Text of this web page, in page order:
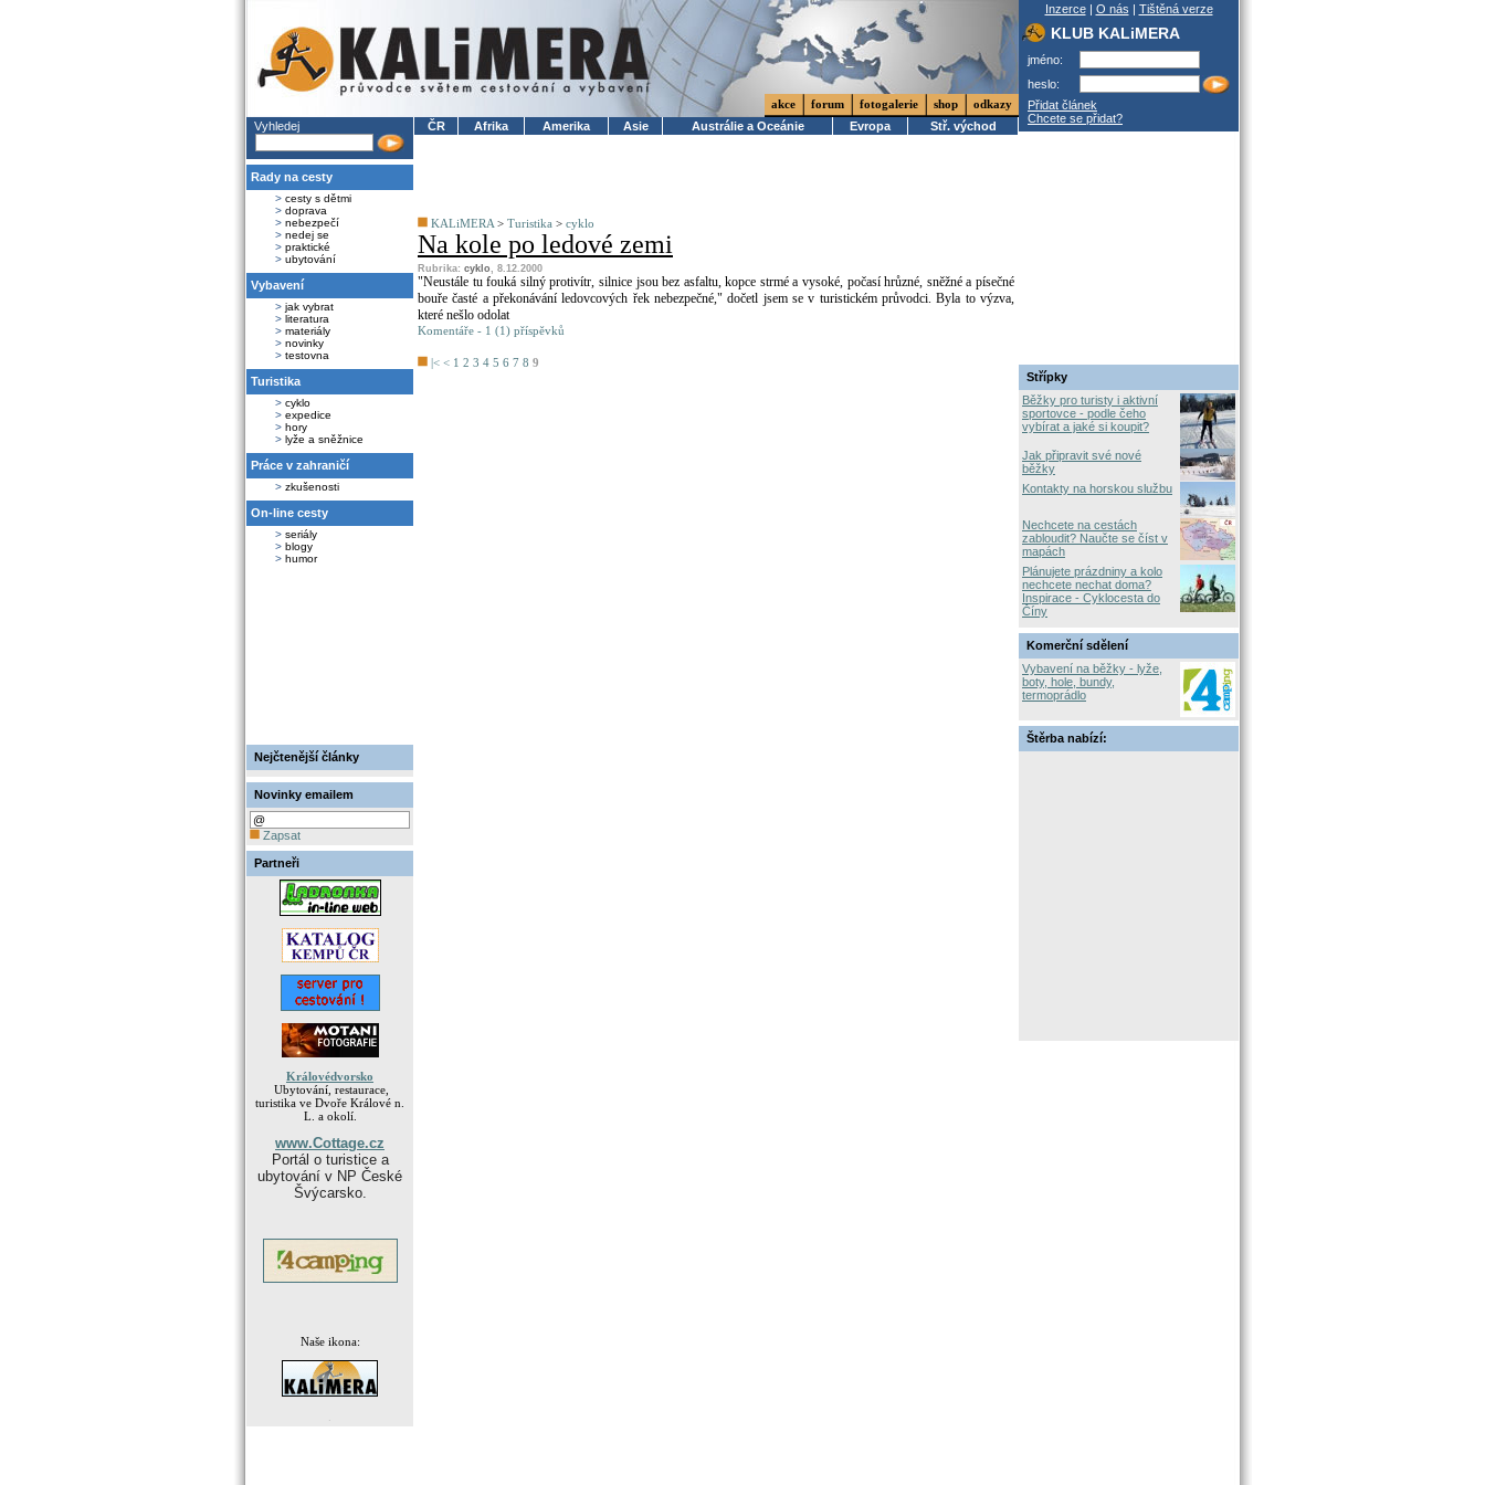
Vyhledej
Rady na cesty
> cesty s dětmi
> doprava
> nebezpečí
> nedej se
> praktické
> ubytování
Vybavení
> jak vybrat
> literatura
> materiály
> novinky
> testovna
Turistika
> cyklo
> expedice
> hory
> lyže a sněžnice
Práce v zahraničí
> zkušenosti
On-line cesty
> seriály
> blogy
> humor
Nejčtenější články
Novinky emailem
Zapsat
Partneři
Královédvorsko
Ubytování, restaurace,
turistika ve Dvoře Králové n.
L. a okolí.
www.Cottage.cz
Portál o turistice a
ubytování v NP České
Švýcarsko.
Naše ikona:
akce forum fotogalerie shop
odkazy
ČR
Afrika Amerika Asie Austrálie a Oceánie Evropa Stř. východ
KALiMERA > Turistika > cyklo
Na kole po ledové zemi
Rubrika: cyklo, 8.12.2000
"Neustále tu fouká silný protivítr, silnice jsou bez asfaltu, kopce strmé a vysoké, počasí hrůzné, sněžné a písečné
bouře časté a překonávání ledovcových řek nebezpečné," dočetl jsem se v turistickém průvodci. Byla to výzva,
které nešlo odolat
Komentáře - 1 (1) příspěvků
|< < 1 2 3 4 5 6 7 8 9
Inzerce| O nás | Tištěná verze
KLUB KALiMERA
jméno:
heslo:
Přidat článek
Chcete se přidat?
Střípky
Běžky pro turisty i aktivní
sportovce - podle čeho
vybírat a jaké si koupit?
Jak připravit své nové
běžky
Kontakty na horskou službu
Nechcete na cestách
zabloudit? Naučte se číst v
mapách
Plánujete prázdniny a kolo
nechcete nechat doma?
Inspirace - Cyklocesta do
Číny
Komerční sdělení
Vybavení na běžky - lyže,
boty, hole, bundy,
termoprádlo
Štěrba nabízí: